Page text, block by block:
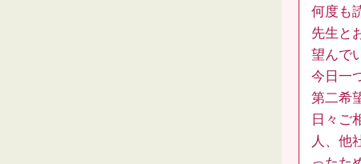
何度も
先生と
望んで
今日一
第二希
日々ご
人、他